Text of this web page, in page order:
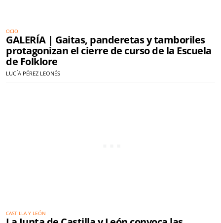
OCIO
GALERÍA | Gaitas, panderetas y tamboriles
protagonizan el cierre de curso de la Escuela
de Folklore
LUCÍA PÉREZ LEONÉS
CASTILLA Y LEÓN